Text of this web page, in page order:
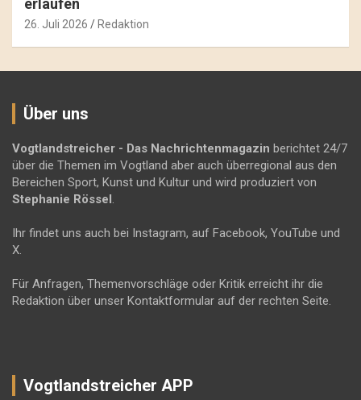
erlaufen
26. Juli 2026 Redaktion
Über uns
Vogtlandstreicher - Das Nachrichtenmagazin berichtet 24/7
über die Themen im Vogtland aber auch überregional aus den
Bereichen Sport, Kunst und Kultur und wird produziert von
Stephanie Rössel.
Ihr findet uns auch bei Instagram, auf Facebook, YouTube und
X.
Für Anfragen, Themenvorschläge oder Kritik erreicht ihr die
Redaktion über unser Kontaktformular auf der rechten Seite.
Vogtlandstreicher APP